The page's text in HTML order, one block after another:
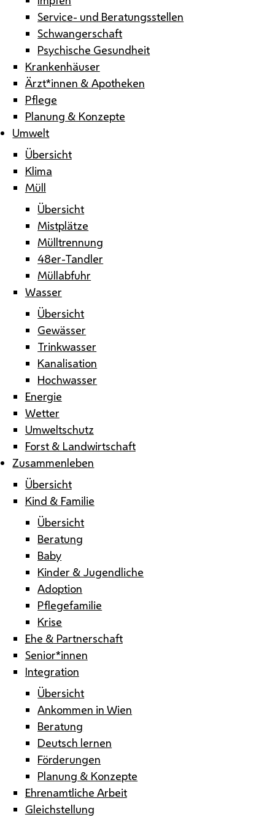
Service- und Beratungsstellen
Schwangerschaft
Psychische Gesundheit
Krankenhäuser
Ärzt*innen & Apotheken
Pflege
Planung & Konzepte
Umwelt
Übersicht
Klima
Müll
Übersicht
Mistplätze
Mülltrennung
48er-Tandler
Müllabfuhr
Wasser
Übersicht
Gewässer
Trinkwasser
Kanalisation
Hochwasser
Energie
Wetter
Umweltschutz
Forst & Landwirtschaft
Zusammenleben
Übersicht
Kind & Familie
Übersicht
Beratung
Baby
Kinder & Jugendliche
Adoption
Pflegefamilie
Krise
Ehe & Partnerschaft
Senior*innen
Integration
Übersicht
Ankommen in Wien
Beratung
Deutsch lernen
Förderungen
Planung & Konzepte
Ehrenamtliche Arbeit
Gleichstellung